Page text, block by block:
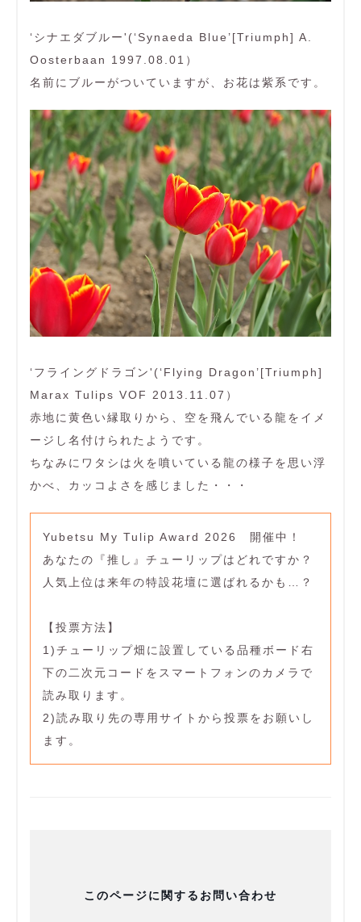
‘シナエダブルー'(‘Synaeda Blue’[Triumph] A.
Oosterbaan 1997.08.01）
名前にブルーがついていますが、お花は紫系です。
‘フライングドラゴン'(‘Flying Dragon’[Triumph]
Marax Tulips VOF 2013.11.07）
赤地に黄色い縁取りから、空を飛んでいる龍をイメ
ージし名付けられたようです。
ちなみにワタシは火を噴いている龍の様子を思い浮
かべ、カッコよさを感じました・・・
Yubetsu My Tulip Award 2026 開催中！
あなたの『推し』チューリップはどれですか？
人気上位は来年の特設花壇に選ばれるかも…？
【投票方法】
1)チューリップ畑に設置している品種ボード右
下の二次元コードをスマートフォンのカメラで
読み取ります。
2)読み取り先の専用サイトから投票をお願いし
ます。
このページに関するお問い合わせ